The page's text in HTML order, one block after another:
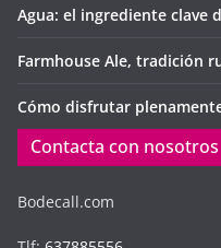
Agua: el ingrediente clave
Farmhouse Ale, tradición
Cómo disfrutar
Contacta con nosotros
Bodecall.com